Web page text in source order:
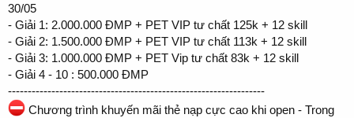
30/05
- Giải 1: 2.000.000 ĐMP + PET VIP tư chất 125k + 12 skill
- Giải 2: 1.500.000 ĐMP + PET VIP tư chất 113k + 12 skill
- Giải 3: 1.000.000 ĐMP + PET Vip tư chất 83k + 12 skill
- Giải 4 - 10 : 500.000 ĐMP
-----------------------------------------------------------------
Chương trình khuyến mãi thẻ nạp cực cao khi open - Trong